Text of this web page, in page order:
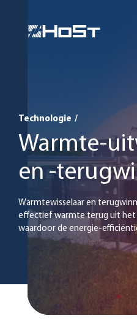
Technologie /
Warmte-
en -
Warmtewisselaar en
effectief warmte terug uit
waardoor de energie-